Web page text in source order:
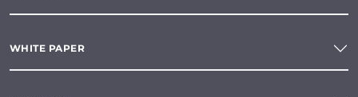
WHITE PAPER